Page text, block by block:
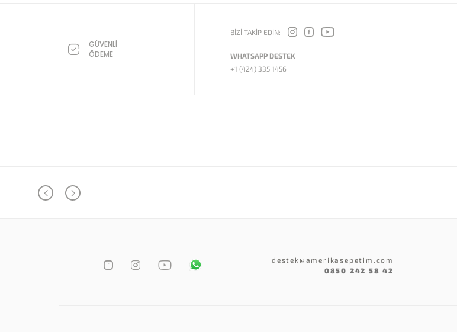
GÜVENLİ
ÖDEME
BİZİ TAKİP EDİN:
WHATSAPP DESTEK
+1 (424) 335 1456
destek@amerikasepetim.com
0850 242 58 42